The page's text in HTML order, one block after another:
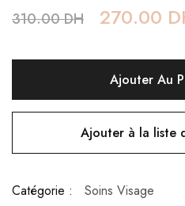
310.00DH 270.00
Ajouter Au
Ajouter à la liste
Catégorie : Soins Visage